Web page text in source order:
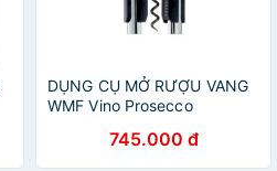
DỤNG CỤ MỞ RƯỢU VANG
WMF Vino Prosecco
745.000 đ